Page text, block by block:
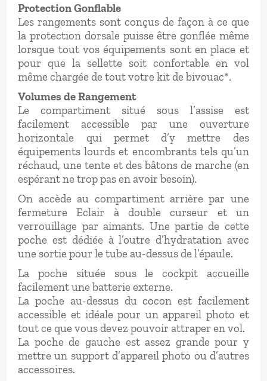
Protection Gonflable
Les rangements sont conçus de façon à ce que
la protection dorsale puisse être gonflée même
lorsque tout vos équipements sont en place et
pour que la sellette soit confortable en vol
même chargée de tout votre kit de bivouac*.
Volumes de Rangement
Le compartiment situé sous l’assise est
facilement accessible par une ouverture
horizontale qui permet d’y mettre des
équipements lourds et encombrants tels qu’un
réchaud, une tente et des bâtons de marche (en
espérant ne trop pas en avoir besoin).
On accède au compartiment arrière par une
fermeture Eclair à double curseur et un
verrouillage par aimants. Une partie de cette
poche est dédiée à l’outre d’hydratation avec
une sortie pour le tube au-dessus de l’épaule.
La poche située sous le cockpit accueille
facilement une batterie externe.
La poche au-dessus du cocon est facilement
accessible et idéale pour un appareil photo et
tout ce que vous devez pouvoir attraper en vol.
La poche de gauche est assez grande pour y
mettre un support d’appareil photo ou d’autres
accessoires.